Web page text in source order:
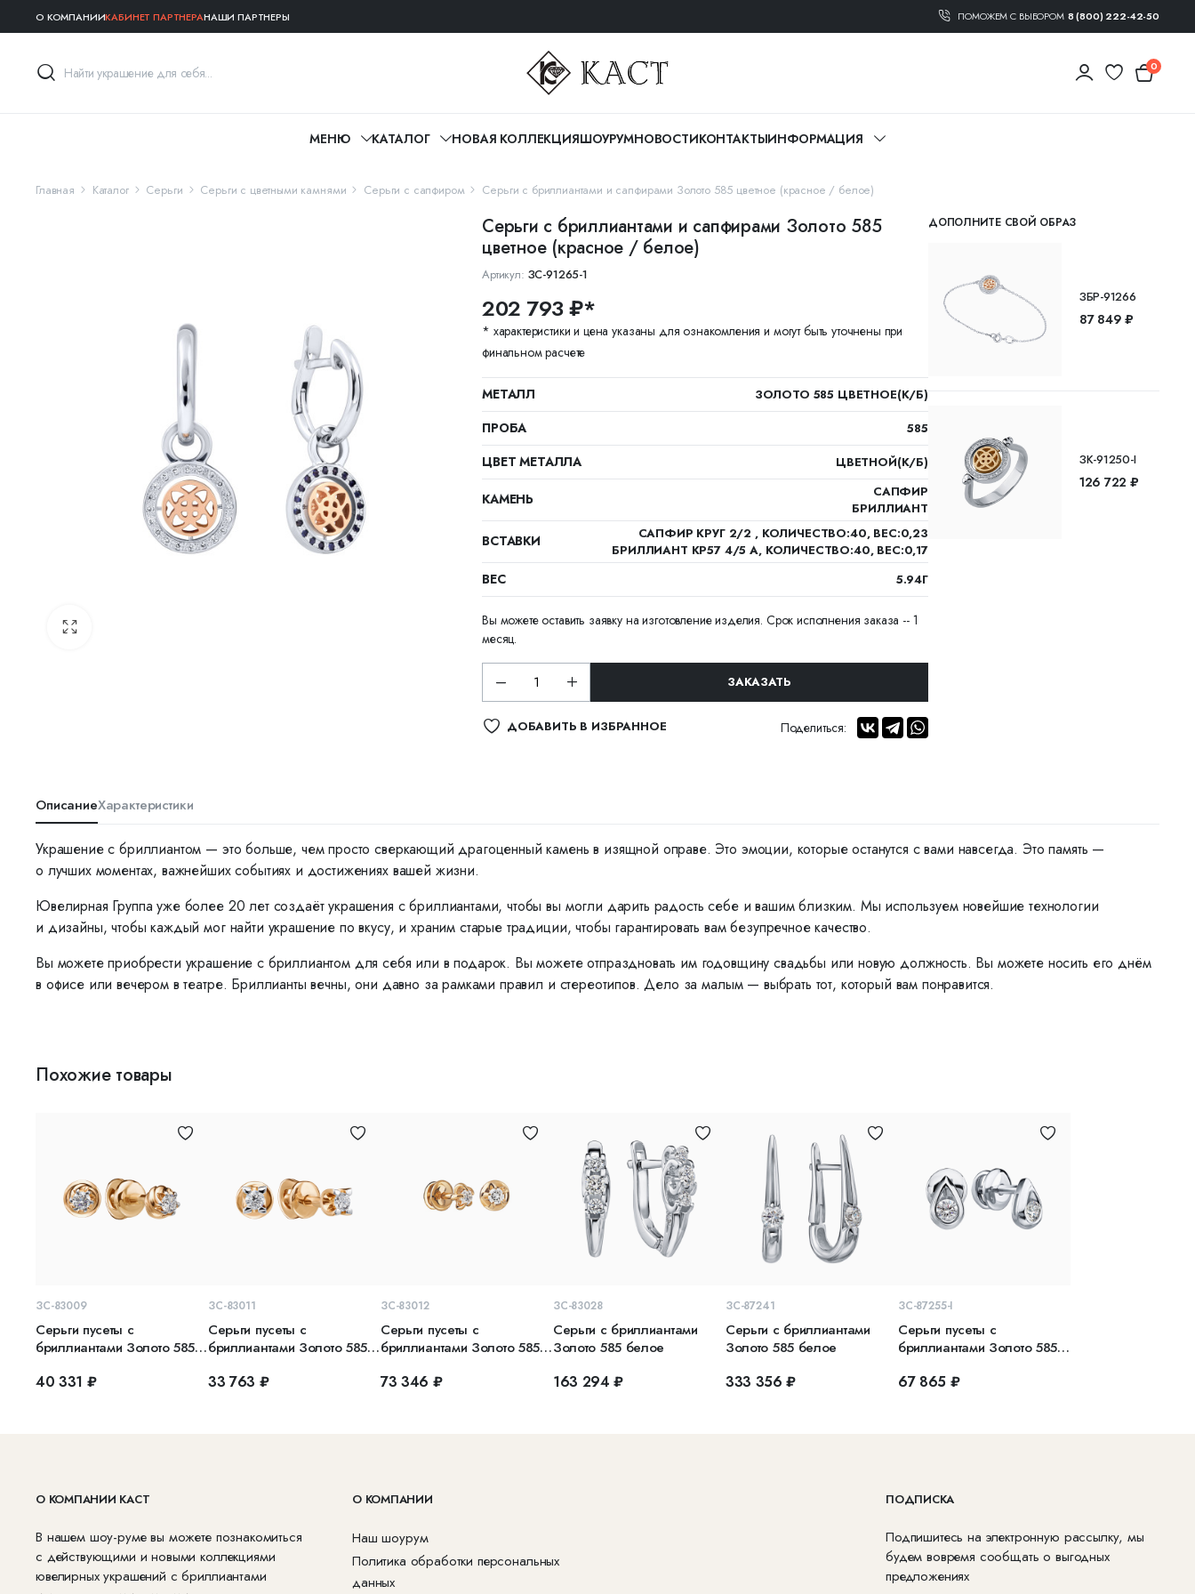
О КОМПАНИИКАБИНЕТ ПАРТНЕРАНАШИ ПАРТНЕРЫ ПОМОЖЕМ С ВЫБОРОМ 8 (800) 222-42-50
0
МЕНЮ КАТАЛОГ НОВАЯ КОЛЛЕКЦИЯШОУРУМНОВОСТИКОНТАКТЫИНФОРМАЦИЯ
Главная Каталог Серьги Серьги с цветными камнями Серьги с сапфиром Серьги с бриллиантами и сапфирами Золото 585 цветное (красное / белое)
Серьги с бриллиантами и сапфирами Золото 585
цветное (красное / белое)
Артикул: ЗС-91265-1
202 793 ₽*
* характеристики и цена указаны для ознакомления и могут быть уточнены при
финальном расчете
МЕТАЛЛ ЗОЛОТО 585 ЦВЕТНОЕ(К/Б)
ПРОБА 585
ЦВЕТ МЕТАЛЛА ЦВЕТНОЙ(К/Б)
КАМЕНЬ
САПФИР
БРИЛЛИАНТ
ВСТАВКИ
САПФИР КРУГ 2/2 , КОЛИЧЕСТВО:40, ВЕС:0,23
БРИЛЛИАНТ КР57 4/5 А, КОЛИЧЕСТВО:40, ВЕС:0,17
ВЕС 5.94Г
Вы можете оставить заявку на изготовление изделия. Срок исполнения заказа -- 1
месяц.
ЗАКАЗАТЬ
ДОБАВИТЬ В ИЗБРАННОЕ Поделиться:
ДОПОЛНИТЕ СВОЙ ОБРАЗ
ЗБР-91266
87 849 ₽
ЗК-91250-I
126 722 ₽
ОписаниеХарактеристики
Украшение с бриллиантом — это больше, чем просто сверкающий драгоценный камень в изящной оправе. Это эмоции, которые останутся с вами навсегда. Это память —
о лучших моментах, важнейших событиях и достижениях вашей жизни.
Ювелирная Группа уже более 20 лет создаёт украшения с бриллиантами, чтобы вы могли дарить радость себе и вашим близким. Мы используем новейшие технологии
и дизайны, чтобы каждый мог найти украшение по вкусу, и храним старые традиции, чтобы гарантировать вам безупречное качество.
Вы можете приобрести украшение с бриллиантом для себя или в подарок. Вы можете отпраздновать им годовщину свадьбы или новую должность. Вы можете носить его днём
в офисе или вечером в театре. Бриллианты вечны, они давно за рамками правил и стереотипов. Дело за малым — выбрать тот, который вам понравится.
Похожие товары
ЗС-83009
Серьги пусеты с
бриллиантами Золото 585
40 331 ₽
ЗС-83011
Серьги пусеты с
бриллиантами Золото 585
33 763 ₽
ЗС-83012
Серьги пусеты с
бриллиантами Золото 585
73 346 ₽
ЗС-83028
Серьги с бриллиантами
Золото 585 белое
163 294 ₽
ЗС-87241
Серьги с бриллиантами
Золото 585 белое
333 356 ₽
В КОРЗИНУ
ЗС-87255-I
Серьги пусеты с
бриллиантами Золото 585
67 865 ₽
О КОМПАНИИ КАСТ
В нашем шоу-руме вы можете познакомиться
с действующими и новыми коллекциями
ювелирных украшений с бриллиантами
О КОМПАНИИ
Наш шоурум
Политика обработки персональных
данных
ПОДПИСКА
Подпишитесь на электронную рассылку, мы
будем вовремя сообщать о выгодных
предложениях